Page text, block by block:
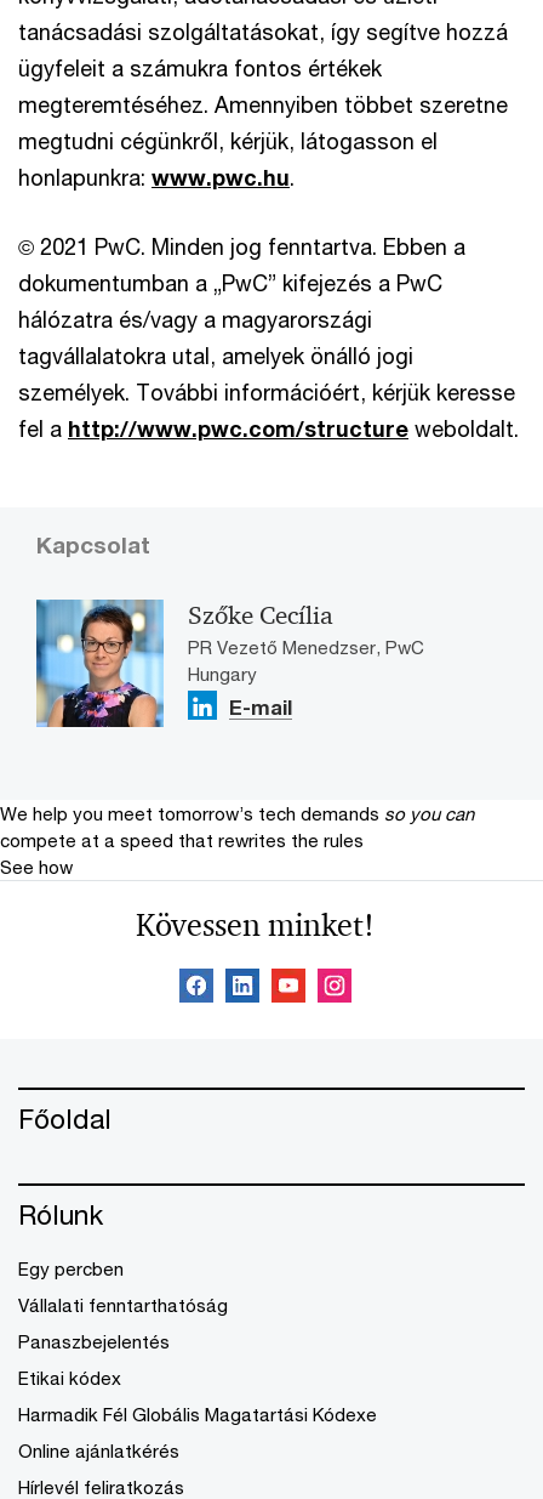
tanácsadási szolgáltatásokat, így segítve hozzá
ügyfeleit a számukra fontos értékek
megteremtéséhez. Amennyiben többet szeretne
megtudni cégünkről, kérjük, látogasson el
honlapunkra: www.pwc.hu.
© 2021 PwC. Minden jog fenntartva. Ebben a
dokumentumban a „PwC” kifejezés a PwC
hálózatra és/vagy a magyarországi
tagvállalatokra utal, amelyek önálló jogi
személyek. További információért, kérjük keresse
fel a http://www.pwc.com/structure weboldalt.
Kapcsolat
Szőke Cecília
PR Vezető Menedzser, PwC
Hungary
E-mail
We help you meet tomorrow’s tech demands so you can
compete at a speed that rewrites the rules
See how
Kövessen minket!
Főoldal
Rólunk
Egy percben
Vállalati fenntarthatóság
Panaszbejelentés
Etikai kódex
Harmadik Fél Globális Magatartási Kódexe
Online ajánlatkérés
Hírlevél feliratkozás